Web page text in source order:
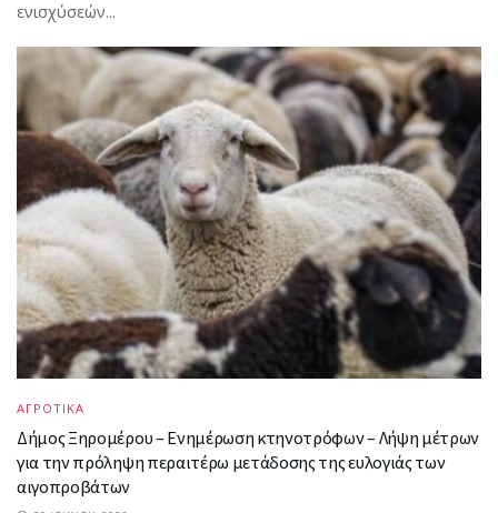
ενισχύσεών...
ΑΓΡΟΤΙΚΑ
Δήμος Ξηρομέρου – Ενημέρωση κτηνοτρόφων – Λήψη μέτρων
για την πρόληψη περαιτέρω μετάδοσης της ευλογιάς των
αιγοπροβάτων